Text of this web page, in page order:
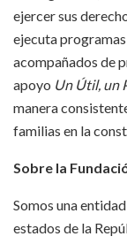
ejercer sus
ejecuta programas
acompañados de
apoyo Un Útil, un
manera
familias en la
Sobre la
Somos una
estados de la